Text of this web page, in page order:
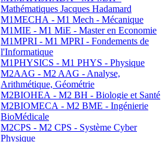
Mathématiques Jacques Hadamard
M1MECHA - M1 Mech - Mécanique
M1MIE - M1 MiE - Master en Economie
M1MPRI - M1 MPRI - Fondements de
l'Informatique
M1PHYSICS - M1 PHYS - Physique
M2AAG - M2 AAG - Analyse,
Arithmétique, Géométrie
M2BIOHEA - M2 BH - Biologie et Santé
M2BIOMECA - M2 BME - Ingénierie
BioMédicale
M2CPS - M2 CPS - Système Cyber
Physique